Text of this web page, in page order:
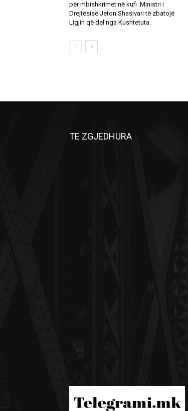
për mbishkrimet në kufi .Ministri i
Drejtësisë Jeton Shasivari të zbatojë
Ligjin që del nga Kushtetuta.
TE ZGJEDHURA